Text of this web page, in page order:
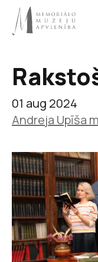
01 aug 2024
Andreja Upīša